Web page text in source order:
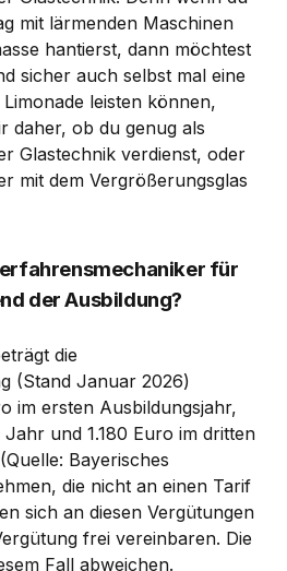
mit lärmenden Maschinen
hantierst, dann möchtest
sicher auch selbst mal eine
leisten können,
daher, ob du genug als
Glastechnik verdienst, oder
mit dem Vergrößerungsglas
für
der Ausbildung?
die
(Stand Januar 2026)
im ersten Ausbildungsjahr,
Jahr und 1.180 Euro im dritten
Bayerisches
die nicht an einen Tarif
sich an diesen Vergütungen
frei vereinbaren. Die
Fall abweichen.